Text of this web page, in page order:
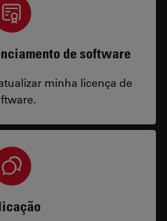
de software
minha licença de